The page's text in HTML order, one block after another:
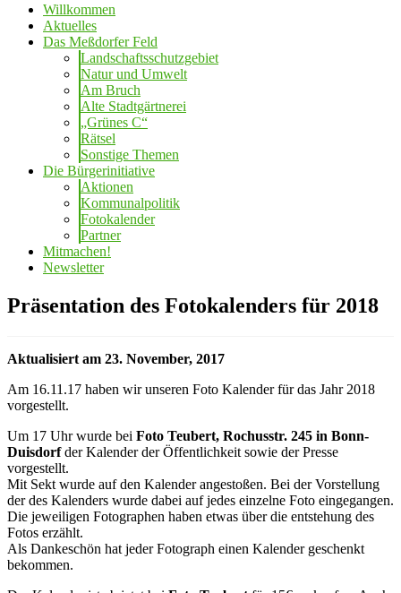
Willkommen
Aktuelles
Das Meßdorfer Feld
Landschaftsschutzgebiet
Natur und Umwelt
Am Bruch
Alte Stadtgärtnerei
„Grünes C“
Rätsel
Sonstige Themen
Die Bürgerinitiative
Aktionen
Kommunalpolitik
Fotokalender
Partner
Mitmachen!
Newsletter
Präsentation des Fotokalenders für 2018
Aktualisiert am 23. November, 2017
Am 16.11.17 haben wir unseren Foto Kalender für das Jahr 2018
vorgestellt.
Um 17 Uhr wurde bei Foto Teubert, Rochusstr. 245 in Bonn-
Duisdorfder Kalender der Öffentlichkeit sowie der Presse
vorgestellt.
Mit Sekt wurde auf den Kalender angestoßen. Bei der Vorstellung
der des Kalenders wurde dabei auf jedes einzelne Foto eingegangen.
Die jeweiligen Fotographen haben etwas über die entstehung des
Fotos erzählt.
Als Dankeschön hat jeder Fotograph einen Kalender geschenkt
bekommen.